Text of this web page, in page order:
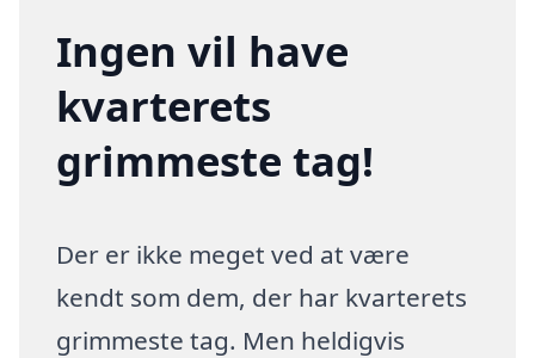
Ingen vil have
kvarterets
grimmeste tag!
Der er ikke meget ved at være
kendt som dem, der har kvarterets
grimmeste tag. Men heldigvis